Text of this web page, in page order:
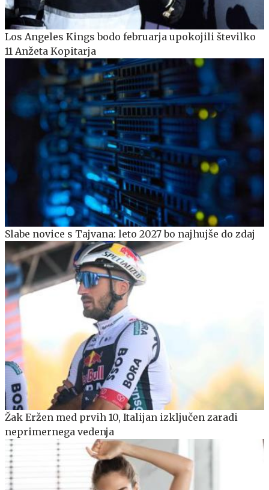
Los Angeles Kings bodo februarja upokojili številko
11 Anžeta Kopitarja
Slabe novice s Tajvana: leto 2027 bo najhujše do zdaj
Žak Eržen med prvih 10, Italijan izključen zaradi
neprimernega vedenja